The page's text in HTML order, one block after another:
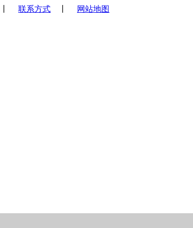
联系方式 网站地图